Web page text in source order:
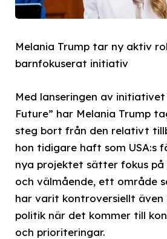
Melania Trump tar ny aktiv
barnfokuserat initiativ
Med lanseringen av
Future” har Melania Trump
steg bort från den relativt
hon tidigare haft som USA:s
nya projektet sätter fokus
och välmående, ett område
har varit kontroversiellt även
politik när det kommer till
och prioriteringar.